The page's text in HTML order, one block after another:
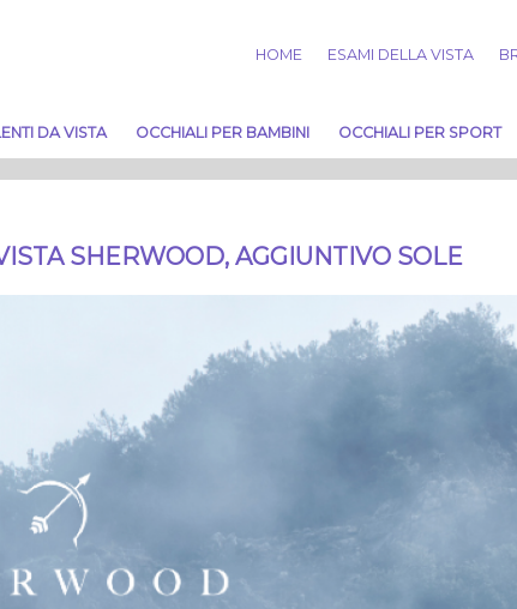
HOME ESAMI DELLA VISTA
DA VISTA OCCHIALI PER BAMBINI OCCHIALI PER SPORT
SHERWOOD, AGGIUNTIVO SOLE